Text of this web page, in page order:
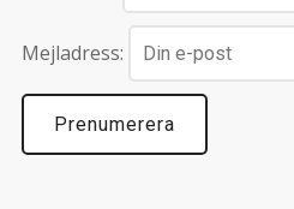
Mejladress: